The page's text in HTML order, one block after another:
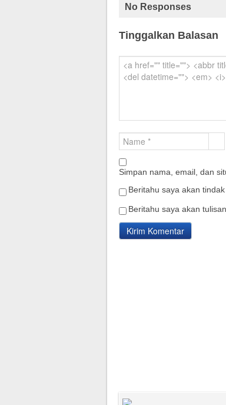
No Responses
Tinggalkan Balasan
Simpan nama, email, dan
Beritahu saya akan
Beritahu saya akan